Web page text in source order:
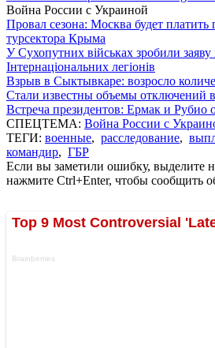
Война России с Украиной
Провал сезона: Москва будет платить
турсектора Крыма
У Сухопутних військах зробили заяву
Інтернаціональних легіонів
Взрыв в Сыктывкаре: возросло
Стали известны объемы отключений
Встреча президентов: Ермак и Рубио
СПЕЦТЕМА: Война России с
ТЕГИ: военные, расследование,
командир, ГБР
Если вы заметили ошибку, выделите
нажмите Ctrl+Enter, чтобы сообщить